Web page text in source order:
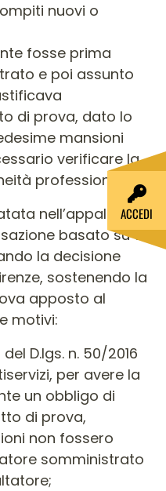
nuovi o
fosse prima
e poi assunto
di prova, dato lo
mansioni
verificare la
professionale.
nell’appalto ha
basato su tre
la decisione
sostenendo la
apposto al
motivi:
D.lgs. n. 50/2016
per avere la
un obbligo di
di prova,
non fossero
somministrato
ACCEDI